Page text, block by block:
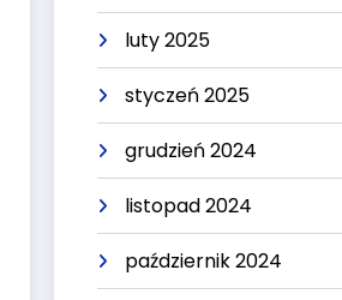
luty 2025
styczeń 2025
grudzień 2024
listopad 2024
październik 2024